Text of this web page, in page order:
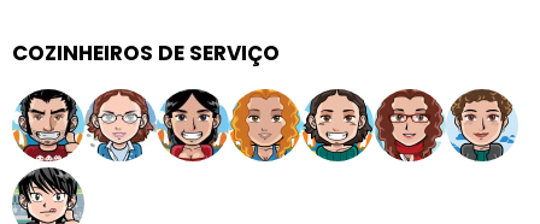
COZINHEIROS DE SERVIÇO